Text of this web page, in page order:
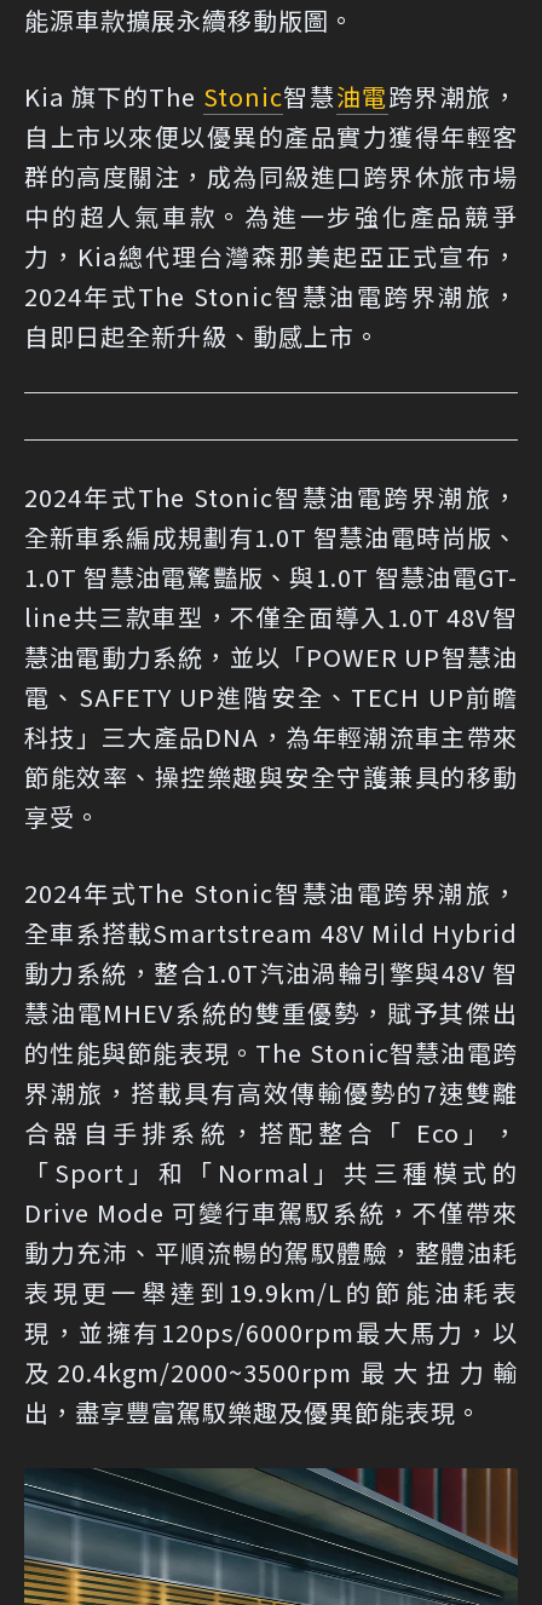
能源車款擴展永續移動版圖。
Kia 旗下的The Stonic智慧油電跨界潮旅，
自上市以來便以優異的產品實力獲得年輕客
群的高度關注，成為同級進口跨界休旅市場
中的超人氣車款。為進一步強化產品競爭
力，Kia總代理台灣森那美起亞正式宣布，
2024年式The Stonic智慧油電跨界潮旅，
自即日起全新升級、動感上市。
2024年式The Stonic智慧油電跨界潮旅，
全新車系編成規劃有1.0T 智慧油電時尚版、
1.0T 智慧油電驚豔版、與1.0T 智慧油電GT-
line共三款車型，不僅全面導入1.0T 48V智
慧油電動力系統，並以「POWER UP智慧油
電、SAFETY UP進階安全、TECH UP前瞻
科技」三大產品DNA，為年輕潮流車主帶來
節能效率、操控樂趣與安全守護兼具的移動
享受。
2024年式The Stonic智慧油電跨界潮旅，
全車系搭載Smartstream 48V Mild Hybrid
動力系統，整合1.0T汽油渦輪引擎與48V 智
慧油電MHEV系統的雙重優勢，賦予其傑出
的性能與節能表現。The Stonic智慧油電跨
界潮旅，搭載具有高效傳輸優勢的7速雙離
合器自手排系統，搭配整合「 Eco」，
「Sport」和「Normal」共三種模式的
Drive Mode 可變行車駕馭系統，不僅帶來
動力充沛、平順流暢的駕馭體驗，整體油耗
表現更一舉達到19.9km/L的節能油耗表
現，並擁有120ps/6000rpm最大馬力，以
及20.4kgm/2000~3500rpm最大扭力輸
出，盡享豐富駕馭樂趣及優異節能表現。